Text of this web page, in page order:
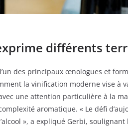
différents
des principaux œnologues et
la vinification moderne vise à
une attention particulière à la
aromatique. « Le défi
», a expliqué Gerbi,